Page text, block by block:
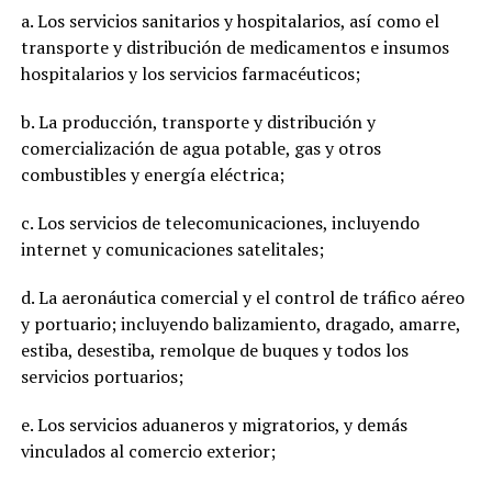
a. Los servicios sanitarios y hospitalarios, así como el
transporte y distribución de medicamentos e insumos
hospitalarios y los servicios farmacéuticos;
b. La producción, transporte y distribución y
comercialización de agua potable, gas y otros
combustibles y energía eléctrica;
c. Los servicios de telecomunicaciones, incluyendo
internet y comunicaciones satelitales;
d. La aeronáutica comercial y el control de tráfico aéreo
y portuario; incluyendo balizamiento, dragado, amarre,
estiba, desestiba, remolque de buques y todos los
servicios portuarios;
e. Los servicios aduaneros y migratorios, y demás
vinculados al comercio exterior;